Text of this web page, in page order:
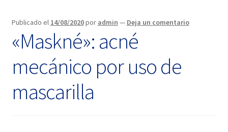
Publicado el 14/08/2020por admin — Deja un comentario
«Maskné»: acné
mecánico por uso de
mascarilla